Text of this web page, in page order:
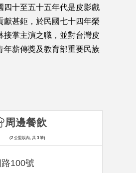
四十至五十五年代是皮影戲
獻甚鉅，於民國七十四年榮
接掌主演之職，並對台灣皮
年薪傳獎及教育部重要民族
100號
周邊餐飲
(2 公里以內, 共 3 筆)